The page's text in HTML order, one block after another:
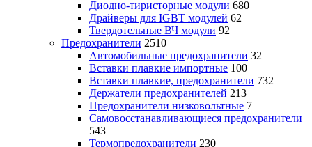
Диодно-тиристорные модули 680
Драйверы для IGBT модулей 62
Твердотельные ВЧ модули 92
Предохранители 2510
Автомобильные предохранители 32
Вставки плавкие импортные 100
Вставки плавкие, предохранители 732
Держатели предохранителей 213
Предохранители низковольтные 7
Самовосстанавливающиеся предохранители
543
Термопредохранители 230